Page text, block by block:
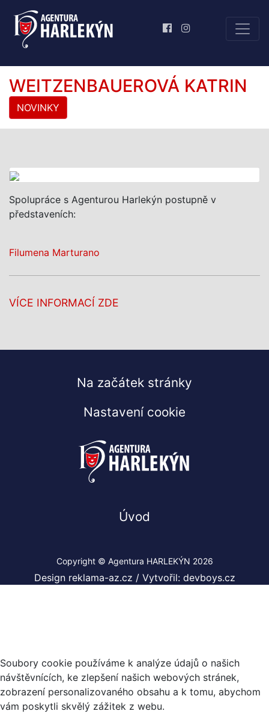
WEITZENBAUEROVÁ KATRIN
NOVINKY
Spolupráce s Agenturou Harlekýn postupně v
představeních:
Filumena Marturano
VÍCE INFORMACÍ ZDE
Na začátek stránky
Nastavení cookie
Úvod
Copyright © Agentura HARLEKÝN 2026
Design reklama-az.cz / Vytvořil: devboys.cz
Soubory cookie používáme k analýze údajů o našich
návštěvnících, ke zlepšení našich webových stránek,
zobrazení personalizovaného obsahu a k tomu, abychom
vám poskytli skvělý zážitek z webu.